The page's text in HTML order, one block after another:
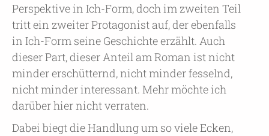
Perspektive in Ich-Form, doch im zweiten Teil
tritt ein zweiter Protagonist auf, der ebenfalls
in Ich-Form seine Geschichte erzählt. Auch
dieser Part, dieser Anteil am Roman ist nicht
minder erschütternd, nicht minder fesselnd,
nicht minder interessant. Mehr möchte ich
darüber hier nicht verraten.
Dabei biegt die Handlung um so viele Ecken,